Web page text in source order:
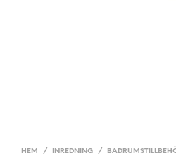
HEM / INREDNING /